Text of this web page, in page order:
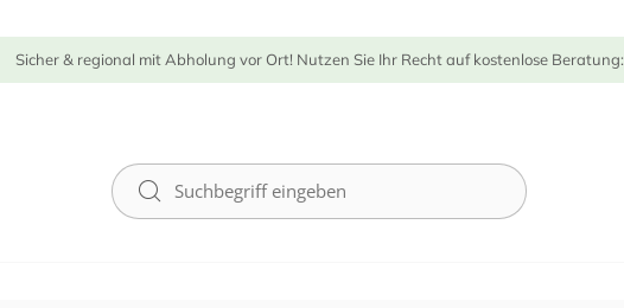
Sicher & regional mit Abholung vor Ort! Nutzen Sie Ihr Recht auf kostenlose Beratung: